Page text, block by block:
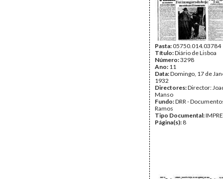
Pasta:05750.014.03784
Título:Diário de Lisboa
Número:3298
Ano: 11
Data:Domingo, 17 de
1932
Directores:Director:
Manso
Fundo:DRR -
Ramos
Tipo Documental:
Página(s): 8